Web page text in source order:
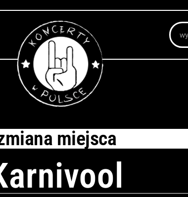
Szukaj
miejsca